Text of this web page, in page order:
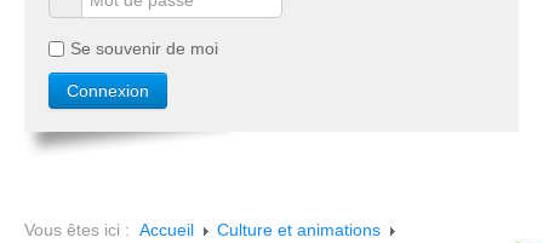
Se souvenir de moi
Vous êtes ici : Accueil
Culture et animations